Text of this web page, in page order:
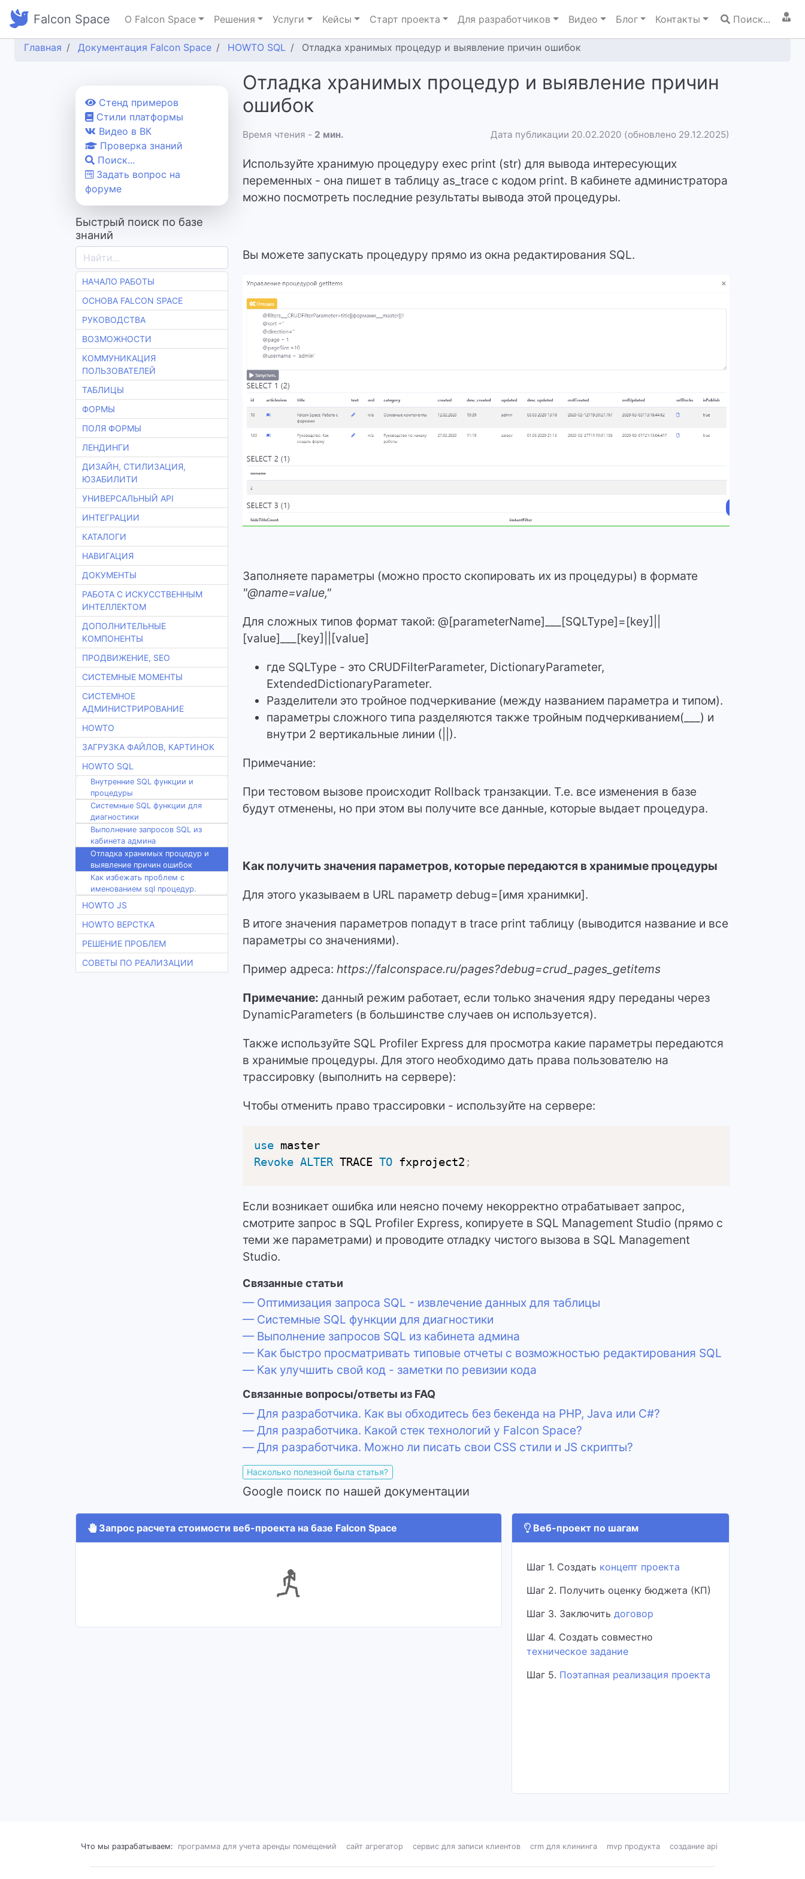
Falcon Space О Falcon Space Решения Услуги Кейсы Старт проекта Для разработчиков Видео Блог Контакты Поиск...
Главная Документация Falcon Space HOWTO SQL Отладка хранимых процедур и выявление причин ошибок
Cтенд примеров
Стили платформы
Видео в ВК
Проверка знаний
Поиск...
Задать вопрос на
форуме
Быстрый поиск по базе
знаний
НАЧАЛО РАБОТЫ
ОСНОВА FALCON SPACE
РУКОВОДСТВА
ВОЗМОЖНОСТИ
КОММУНИКАЦИЯ
ПОЛЬЗОВАТЕЛЕЙ
ТАБЛИЦЫ
ФОРМЫ
ПОЛЯ ФОРМЫ
ЛЕНДИНГИ
ДИЗАЙН, СТИЛИЗАЦИЯ,
ЮЗАБИЛИТИ
УНИВЕРСАЛЬНЫЙ API
ИНТЕГРАЦИИ
КАТАЛОГИ
НАВИГАЦИЯ
ДОКУМЕНТЫ
РАБОТА С ИСКУССТВЕННЫМ
ИНТЕЛЛЕКТОМ
ДОПОЛНИТЕЛЬНЫЕ
КОМПОНЕНТЫ
ПРОДВИЖЕНИЕ, SEO
СИСТЕМНЫЕ МОМЕНТЫ
СИСТЕМНОЕ
АДМИНИСТРИРОВАНИЕ
HOWTO
ЗАГРУЗКА ФАЙЛОВ, КАРТИНОК
HOWTO SQL
Внутренние SQL функции и
процедуры
Системные SQL функции для
диагностики
Выполнение запросов SQL из
кабинета админа
Отладка хранимых процедур и
выявление причин ошибок
Как избежать проблем с
именованием sql процедур.
HOWTO JS
HOWTO ВЕРСТКА
РЕШЕНИЕ ПРОБЛЕМ
СОВЕТЫ ПО РЕАЛИЗАЦИИ
Отладка хранимых процедур и выявление причин
ошибок
Время чтения - 2 мин. Дата публикации 20.02.2020 (обновлено 29.12.2025)
Используйте хранимую процедуру exec print (str) для вывода интересующих
переменных - она пишет в таблицу as_trace с кодом print. В кабинете администратора
можно посмотреть последние результаты вывода этой процедуры.
Вы можете запускать процедуру прямо из окна редактирования SQL.
Заполняете параметры (можно просто скопировать их из процедуры) в формате
"@name=value,"
Для сложных типов формат такой: @[parameterName]___[SQLType]=[key]||
[value]___[key]||[value]
где SQLType - это CRUDFilterParameter, DictionaryParameter,
ExtendedDictionaryParameter.
Разделители это тройное подчеркивание (между названием параметра и типом).
параметры сложного типа разделяются также тройным подчеркиванием(___) и
внутри 2 вертикальные линии (||).
Примечание:
При тестовом вызове происходит Rollback транзакции. Т.е. все изменения в базе
будут отменены, но при этом вы получите все данные, которые выдает процедура.
Как получить значения параметров, которые передаются в хранимые процедуры
Для этого указываем в URL параметр debug=[имя хранимки].
В итоге значения параметров попадут в trace print таблицу (выводится название и все
параметры со значениями).
Пример адреса: https://falconspace.ru/pages?debug=crud_pages_getitems
Примечание: данный режим работает, если только значения ядру переданы через
DynamicParameters (в большинстве случаев он используется).
Также используйте SQL Profiler Express для просмотра какие параметры передаются
в хранимые процедуры. Для этого необходимо дать права пользователю на
трассировку (выполнить на сервере):
Чтобы отменить право трассировки - используйте на сервере:
use
Revoke ALTER TRACE TO fxproject2 ;
Если возникает ошибка или неясно почему некорректно отрабатывает запрос,
смотрите запрос в SQL Profiler Express, копируете в SQL Management Studio (прямо с
теми же параметрами) и проводите отладку чистого вызова в SQL Management
Studio.
Связанные статьи
— Оптимизация запроса SQL - извлечение данных для таблицы
— Системные SQL функции для диагностики
— Выполнение запросов SQL из кабинета админа
— Как быстро просматривать типовые отчеты с возможностью редактирования SQL
— Как улучшить свой код - заметки по ревизии кода
Связанные вопросы/ответы из FAQ
— Для разработчика. Как вы обходитесь без бекенда на PHP, Java или C#?
— Для разработчика. Какой стек технологий у Falcon Space?
— Для разработчика. Можно ли писать свои CSS стили и JS скрипты?
Насколько полезной была статья?
Google поиск по нашей документации
Запрос расчета стоимости веб-проекта на базе Falcon Space Веб-проект по шагам
Шаг 1. Создать концепт проекта
Шаг 2. Получить оценку бюджета (КП)
Шаг 3. Заключить договор
Шаг 4. Создать совместно
техническое задание
Шаг 5. Поэтапная реализация проекта
Что мы разрабатываем: программа для учета аренды помещений сайт агрегатор сервис для записи клиентов crm для клининга mvp продукта создание api